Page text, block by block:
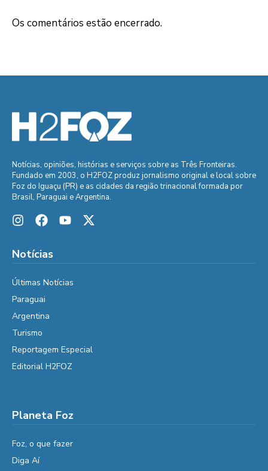
Os comentários estão encerrado.
Notícias, opiniões, histórias e serviços sobre as Três Fronteiras.
Fundado em 2003, o H2FOZ produz jornalismo original e local sobre
Foz do Iguaçu (PR) e as cidades da região trinacional formada por
Brasil, Paraguai e Argentina.
Notícias
Últimas Notícias
Paraguai
Argentina
Turismo
Reportagem Especial
Editorial H2FOZ
Planeta Foz
Foz, o que fazer
Diga Aí